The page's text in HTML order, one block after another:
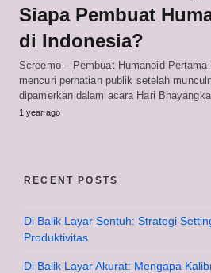
Siapa Pembuat
di Indonesia?
Screemo – Pembuat Humanoid Pertama
mencuri perhatian publik setelah
dipamerkan dalam acara Hari
1 year ago
RECENT POSTS
Di Balik Layar Sentuh: Strategi
Produktivitas
Di Balik Layar Akurat: Mengapa